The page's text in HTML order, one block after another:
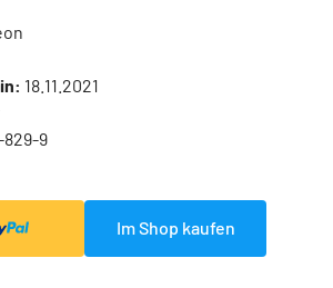
18.11.2021
829-9
Im Shop kaufen